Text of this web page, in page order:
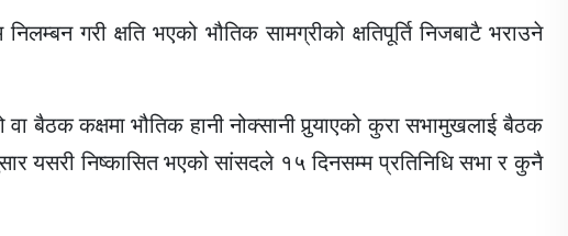
गरी क्षति भएको भौतिक सामग्रीको क्षतिपूर्ति निजबाटै भराउने
बैठक कक्षमा भौतिक हानी नोक्सानी पुर्‍याएको कुरा सभामुखलाई बैठक
यसरी निष्कासित भएको सांसदले १५ दिनसम्म प्रतिनिधि सभा र कुनै